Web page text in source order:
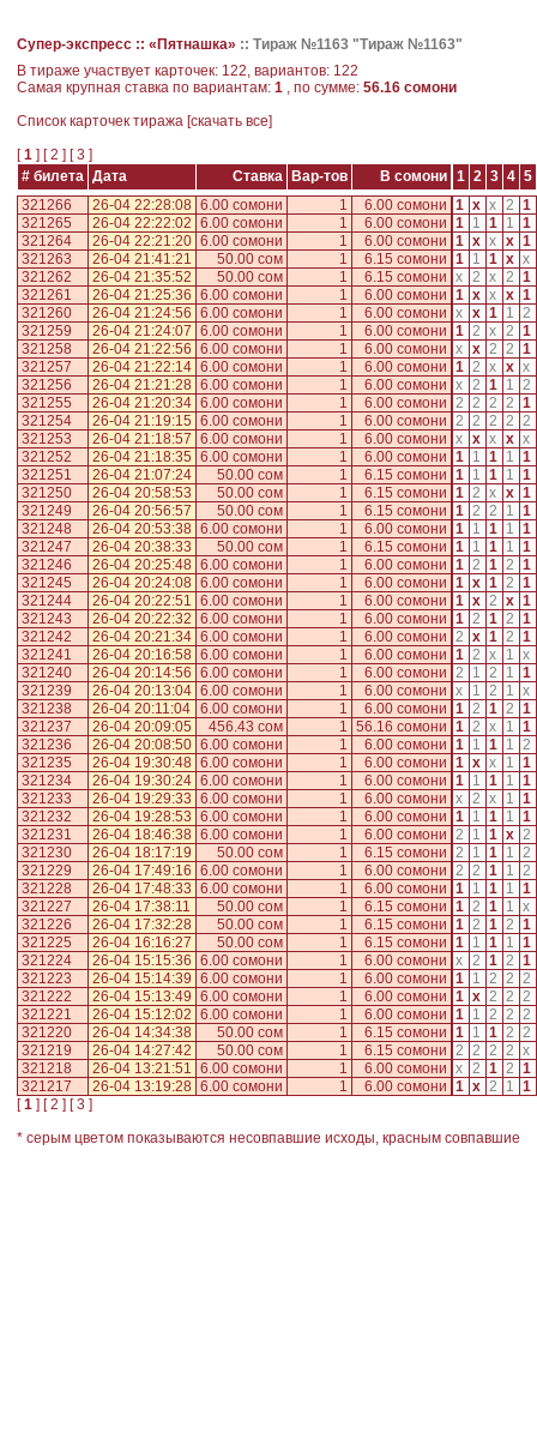
Супер-экспресс :: «Пятнашка» :: Тираж №1163 "Тираж №1163"
В тираже участвует карточек: 122, вариантов: 122
Самая крупная ставка по вариантам: 1 , по сумме: 56.16 сомони
Cписок карточек тиража [скачать все]
[1 ] [2 ] [3 ]
# билета Дата Ставка Вар-тов В сомони 1 2 3 4 5
321266
26-04 22:28:08 6.00 сомони 1 6.00 сомони 1 x x 2 1
321265
26-04 22:22:02 6.00 сомони 1 6.00 сомони 1 1 1 1 1
321264
26-04 22:21:20 6.00 сомони 1 6.00 сомони 1 x x x 1
321263
26-04 21:41:21 50.00 сом 1 6.15 сомони 1 1 1 x x
321262
26-04 21:35:52 50.00 сом 1 6.15 сомони x 2 x 2 1
321261
26-04 21:25:36 6.00 сомони 1 6.00 сомони 1 x x x 1
321260
26-04 21:24:56 6.00 сомони 1 6.00 сомони x x 1 1 2
321259
26-04 21:24:07 6.00 сомони 1 6.00 сомони 1 2 x 2 1
321258
26-04 21:22:56 6.00 сомони 1 6.00 сомони x x 2 2 1
321257
26-04 21:22:14 6.00 сомони 1 6.00 сомони 1 2 x x x
321256
26-04 21:21:28 6.00 сомони 1 6.00 сомони x 2 1 1 2
321255
26-04 21:20:34 6.00 сомони 1 6.00 сомони 2 2 2 2 1
321254
26-04 21:19:15 6.00 сомони 1 6.00 сомони 2 2 2 2 2
321253
26-04 21:18:57 6.00 сомони 1 6.00 сомони x x x x x
321252
26-04 21:18:35 6.00 сомони 1 6.00 сомони 1 1 1 1 1
321251
26-04 21:07:24 50.00 сом 1 6.15 сомони 1 1 1 1 1
321250
26-04 20:58:53 50.00 сом 1 6.15 сомони 1 2 x x 1
321249
26-04 20:56:57 50.00 сом 1 6.15 сомони 1 2 2 1 1
321248
26-04 20:53:38 6.00 сомони 1 6.00 сомони 1 1 1 1 1
321247
26-04 20:38:33 50.00 сом 1 6.15 сомони 1 1 1 1 1
321246
26-04 20:25:48 6.00 сомони 1 6.00 сомони 1 2 1 2 1
321245
26-04 20:24:08 6.00 сомони 1 6.00 сомони 1 x 1 2 1
321244
26-04 20:22:51 6.00 сомони 1 6.00 сомони 1 x 2 x 1
321243
26-04 20:22:32 6.00 сомони 1 6.00 сомони 1 2 1 2 1
321242
26-04 20:21:34 6.00 сомони 1 6.00 сомони 2 x 1 2 1
321241
26-04 20:16:58 6.00 сомони 1 6.00 сомони 1 2 x 1 x
321240
26-04 20:14:56 6.00 сомони 1 6.00 сомони 2 1 2 1 1
321239
26-04 20:13:04 6.00 сомони 1 6.00 сомони x 1 2 1 x
321238
26-04 20:11:04 6.00 сомони 1 6.00 сомони 1 2 1 2 1
321237
26-04 20:09:05 456.43 сом 1 56.16 сомони 1 2 x 1 1
321236
26-04 20:08:50 6.00 сомони 1 6.00 сомони 1 1 1 1 2
321235
26-04 19:30:48 6.00 сомони 1 6.00 сомони 1 x x 1 1
321234
26-04 19:30:24 6.00 сомони 1 6.00 сомони 1 1 1 1 1
321233
26-04 19:29:33 6.00 сомони 1 6.00 сомони x 2 x 1 1
321232
26-04 19:28:53 6.00 сомони 1 6.00 сомони 1 1 1 1 1
321231
26-04 18:46:38 6.00 сомони 1 6.00 сомони 2 1 1 x 2
321230
26-04 18:17:19 50.00 сом 1 6.15 сомони 2 1 1 1 2
321229
26-04 17:49:16 6.00 сомони 1 6.00 сомони 2 2 1 1 2
321228
26-04 17:48:33 6.00 сомони 1 6.00 сомони 1 1 1 1 1
321227
26-04 17:38:11 50.00 сом 1 6.15 сомони 1 2 1 1 x
321226
26-04 17:32:28 50.00 сом 1 6.15 сомони 1 2 1 2 1
321225
26-04 16:16:27 50.00 сом 1 6.15 сомони 1 1 1 1 1
321224
26-04 15:15:36 6.00 сомони 1 6.00 сомони x 2 1 2 1
321223
26-04 15:14:39 6.00 сомони 1 6.00 сомони 1 1 2 2 2
321222
26-04 15:13:49 6.00 сомони 1 6.00 сомони 1 x 2 2 2
321221
26-04 15:12:02 6.00 сомони 1 6.00 сомони 1 1 2 2 2
321220
26-04 14:34:38 50.00 сом 1 6.15 сомони 1 1 1 2 2
321219
26-04 14:27:42 50.00 сом 1 6.15 сомони 2 2 2 2 x
321218
26-04 13:21:51 6.00 сомони 1 6.00 сомони x 2 1 2 1
321217
26-04 13:19:28 6.00 сомони 1 6.00 сомони 1 x 2 1 1
[1 ] [2 ] [3 ]
* серым цветом показываются несовпавшие исходы, красным совпавшие